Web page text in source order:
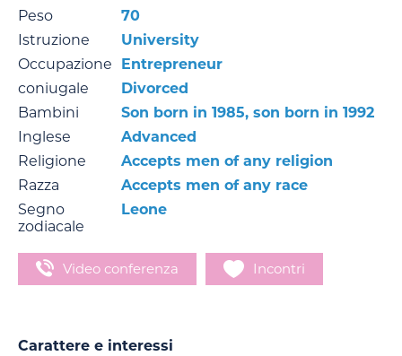
Peso
70
Istruzione
University
Occupazione
Entrepreneur
coniugale
Divorced
Bambini
Son born in 1985, son born in 1992
Inglese
Advanced
Religione
Accepts men of any religion
Razza
Accepts men of any race
Segno
zodiacale
Leone
Video conferenza Incontri
Carattere e interessi